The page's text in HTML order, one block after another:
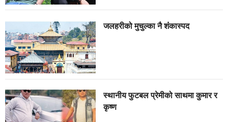
जलहरीको मुचुल्का नै शंंकास्पद
स्थानीय फुटबल प्रेमीको साथमा कुमार र
कृष्ण